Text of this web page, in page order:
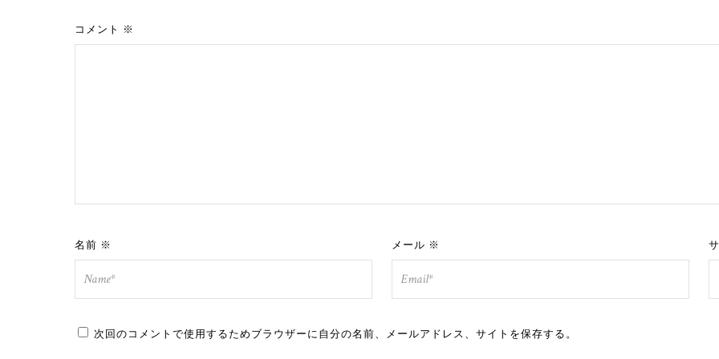
コメント ※
名前 ※ メール ※
次回のコメントで使用するためブラウザーに自分の名前、メールアドレス、サイトを保存する。